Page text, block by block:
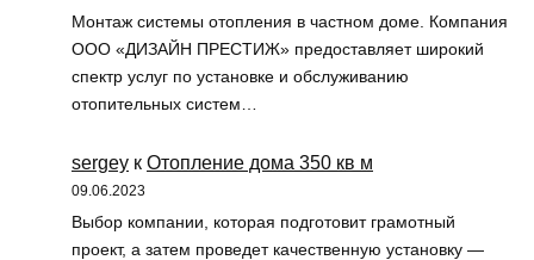
Монтаж системы отопления в частном доме. Компания
ООО «ДИЗАЙН ПРЕСТИЖ» предоставляет широкий
спектр услуг по установке и обслуживанию
отопительных систем…
sergey к Отопление дома 350 кв м
09.06.2023
Выбор компании, которая подготовит грамотный
проект, а затем проведет качественную установку —